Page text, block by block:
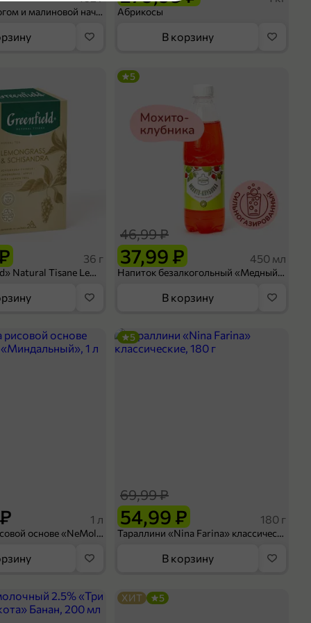
Шосон с творогом и малиновой начинкой, 102 г Абрикосы
В корзину
36 г
Чай «Greenfield» Natural Tisane Lemongrass & Schisandra, 20 пирамидок, 36 г
37,99 ₽
46,99 ₽
450 мл
Напиток безалкогольный «Медный Великан» Мохито-клубника, 450 мл
5
В корзину
1 л
Напиток на рисовой основе «NeMoloko» «Миндальный», 1 л
54,99 ₽
69,99 ₽
180 г
Тараллини «Nina Farina» классические, 180 г
5
В корзину
ХИТ 5